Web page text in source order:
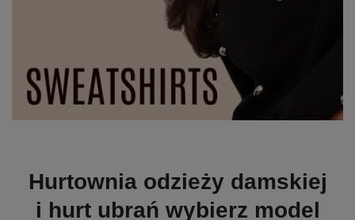
Hurtownia odzieży damskiej
i hurt ubrań wybierz model